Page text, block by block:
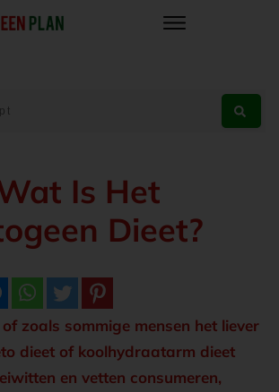
Is Het
Dieet?
zoals sommige mensen het liever
dieet of koolhydraatarm dieet
en vetten consumeren,